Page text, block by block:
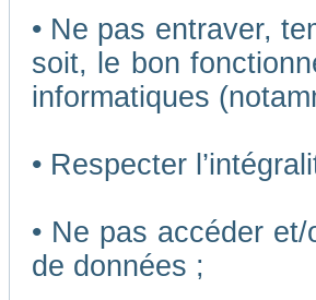
• Ne pas entraver,
soit, le bon
informatiques
• Respecter
• Ne pas accéder
de données ;